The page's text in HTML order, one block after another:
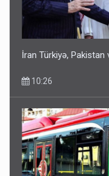
İran Türkiyə, Pakistan
10:26